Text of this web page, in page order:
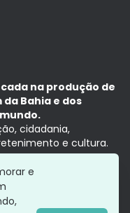
na produção de
Bahia e dos
cidadania,
e cultura.
tempo presente,
e